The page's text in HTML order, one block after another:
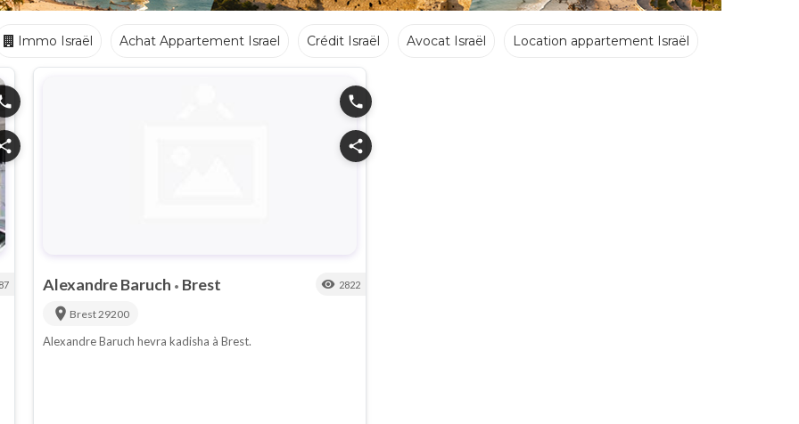
Immo Israël Achat Appartement Israel Crédit Israël Avocat Israël Location appartement Israël
Ecoles
phone
share
Alexandre Baruch • Brest visibility 2822
location_on Brest29200
Alexandre Baruch hevra kadisha à Brest.